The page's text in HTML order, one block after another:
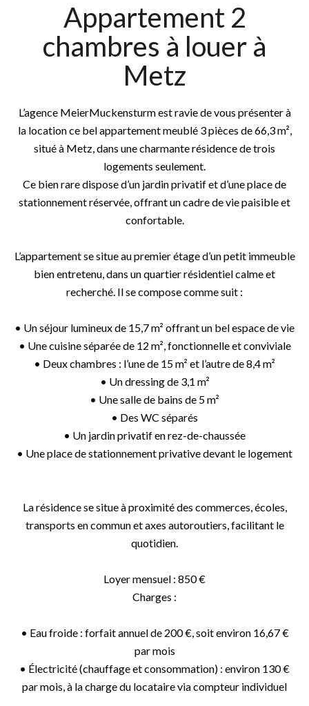
Appartement 2
chambres à louer à
Metz
L’agence MeierMuckensturm est ravie de vous présenter à
la location ce bel appartement meublé 3 pièces de 66,3 m²,
situé à Metz, dans une charmante résidence de trois
logements seulement.
Ce bien rare dispose d’un jardin privatif et d’une place de
stationnement réservée, offrant un cadre de vie paisible et
confortable.
L’appartement se situe au premier étage d’un petit immeuble
bien entretenu, dans un quartier résidentiel calme et
recherché. Il se compose comme suit :
• Un séjour lumineux de 15,7 m² offrant un bel espace de vie
• Une cuisine séparée de 12 m², fonctionnelle et conviviale
• Deux chambres : l’une de 15 m² et l’autre de 8,4 m²
• Un dressing de 3,1 m²
• Une salle de bains de 5 m²
• Des WC séparés
• Un jardin privatif en rez-de-chaussée
• Une place de stationnement privative devant le logement
La résidence se situe à proximité des commerces, écoles,
transports en commun et axes autoroutiers, facilitant le
quotidien.
Loyer mensuel : 850 €
Charges :
• Eau froide : forfait annuel de 200 €, soit environ 16,67 €
par mois
• Électricité (chauffage et consommation) : environ 130 €
par mois, à la charge du locataire via compteur individuel